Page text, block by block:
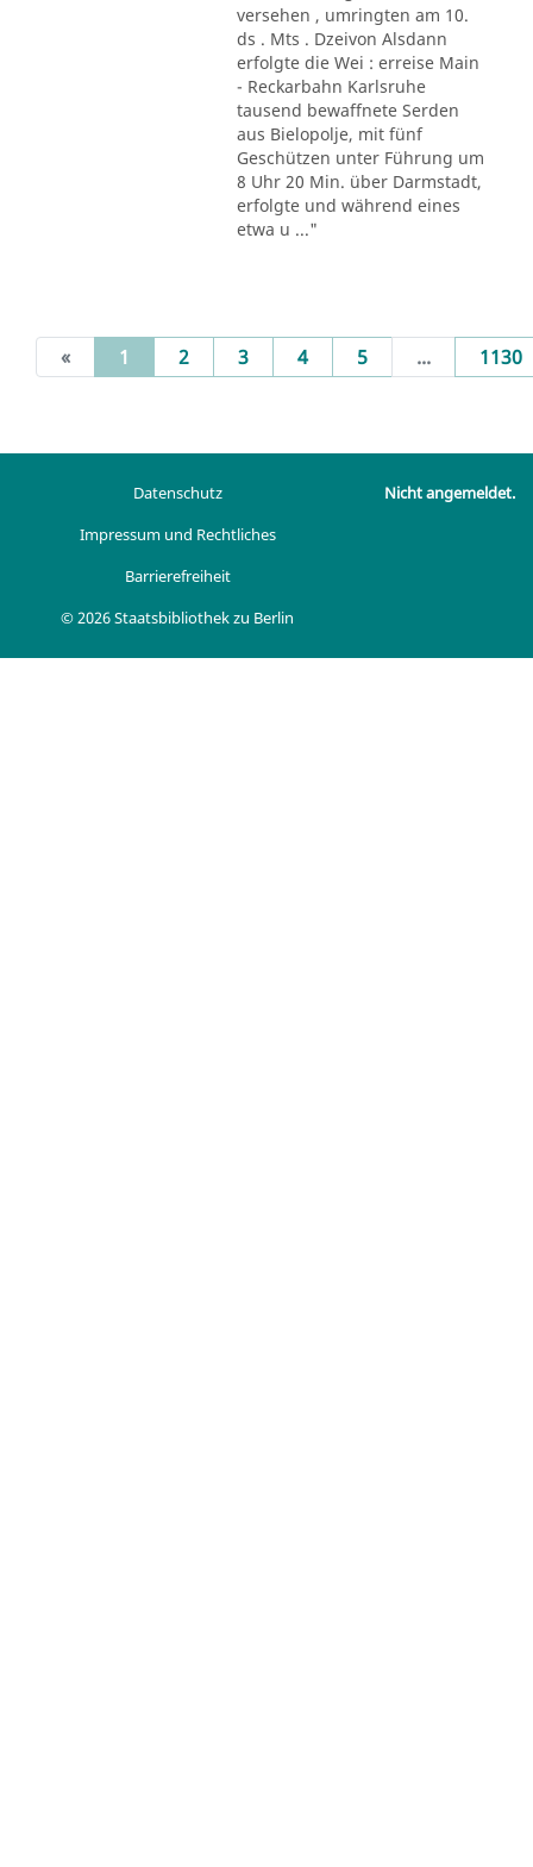
versehen , umringten am 10.
ds . Mts . Dzeivon Alsdann
erfolgte die Wei : erreise Main
- Reckarbahn Karlsruhe
tausend bewaffnete Serden
aus Bielopolje, mit fünf
Geschützen unter Führung um
8 Uhr 20 Min. über Darmstadt,
erfolgte und während eines
etwa u ..."
« 1 (current)
2 3 4 5 ... 1130
Datenschutz
Impressum und Rechtliches
Barrierefreiheit
© 2026 Staatsbibliothek zu Berlin
Nicht angemeldet.